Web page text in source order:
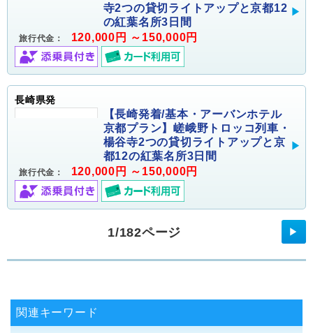
寺2つの貸切ライトアップと京都12
の紅葉名所3日間
旅行代金： 120,000円 ～150,000円
長崎県発
【長崎発着/基本・アーバンホテル
京都プラン】嵯峨野トロッコ列車・
楊谷寺2つの貸切ライトアップと京
都12の紅葉名所3日間
旅行代金： 120,000円 ～150,000円
1/182ページ ▶
関連キーワード